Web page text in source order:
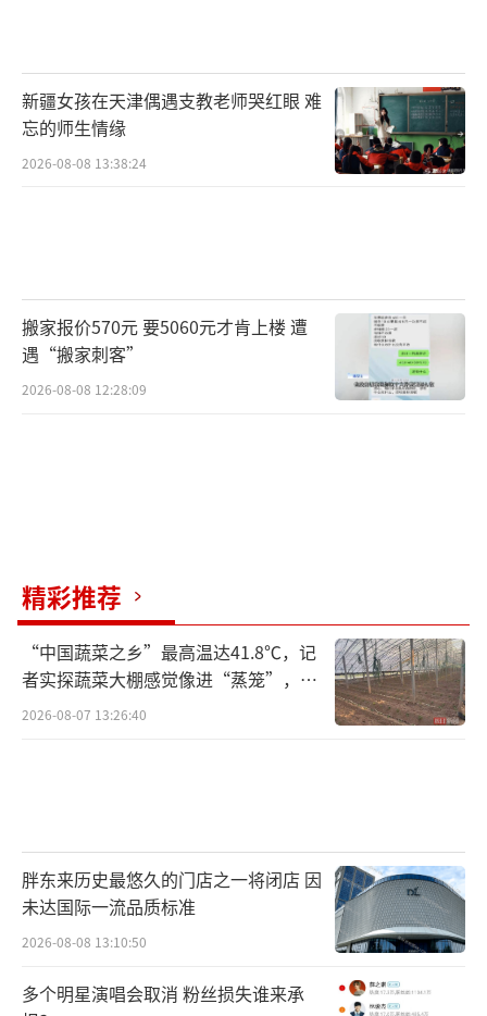
新疆女孩在天津偶遇支教老师哭红眼 难
忘的师生情缘
2026-08-08 13:38:24
搬家报价570元 要5060元才肯上楼 遭
遇“搬家刺客”
2026-08-08 12:28:09
精彩推荐
“中国蔬菜之乡”最高温达41.8℃，记
者实探蔬菜大棚感觉像进“蒸笼”，有
村民称只能凌晨两点起来干活
2026-08-07 13:26:40
胖东来历史最悠久的门店之一将闭店 因
未达国际一流品质标准
2026-08-08 13:10:50
多个明星演唱会取消 粉丝损失谁来承